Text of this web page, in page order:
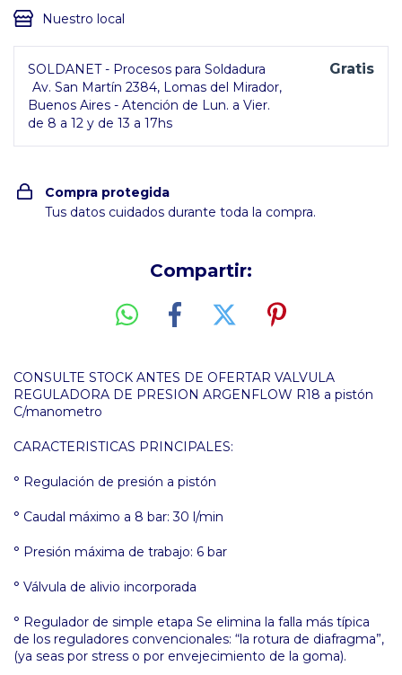
Nuestro local
SOLDANET - Procesos para Soldadura
Av. San Martín 2384, Lomas del Mirador,
Buenos Aires - Atención de Lun. a Vier.
de 8 a 12 y de 13 a 17hs
Gratis
Compra protegida
Tus datos cuidados durante toda la compra.
Compartir:
CONSULTE STOCK ANTES DE OFERTAR VALVULA
REGULADORA DE PRESION ARGENFLOW R18 a pistón
C/manometro
CARACTERISTICAS PRINCIPALES:
° Regulación de presión a pistón
° Caudal máximo a 8 bar: 30 l/min
° Presión máxima de trabajo: 6 bar
° Válvula de alivio incorporada
° Regulador de simple etapa Se elimina la falla más típica
de los reguladores convencionales: “la rotura de diafragma”,
(ya seas por stress o por envejecimiento de la goma).